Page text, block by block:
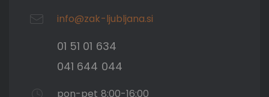
info@zak-ljubljana.si
01 51 01 634
041 644 044
pon-pet 8:00-16:00